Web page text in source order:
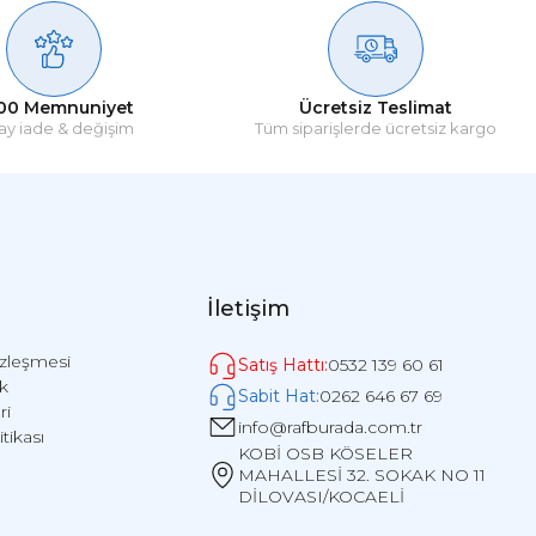
edebilir, teslimat aşamalarını görüntüleyebilirsiniz.
teslim almanızı veya teslim almadan önce tutanak tutulmasını
Memnuniyet
iade & değişim
Ücretsiz Teslimat
Tüm siparişlerde ücretsiz kargo
İletişim
Satış Hattı:0532 139 60 61
Sabit Hat:0262 646 67 69
info@rafburada.com.tr
KOBİ OSB KÖSELER
MAHALLESİ 32. SOKAK NO 11
DİLOVASI/KOCAELİ